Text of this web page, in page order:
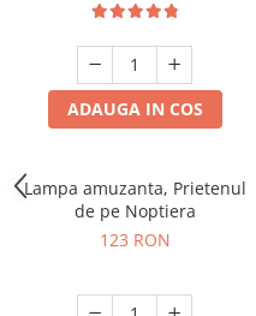
ADAUGA IN COS
Lampa amuzanta, Prietenul
de pe Noptiera
123 RON